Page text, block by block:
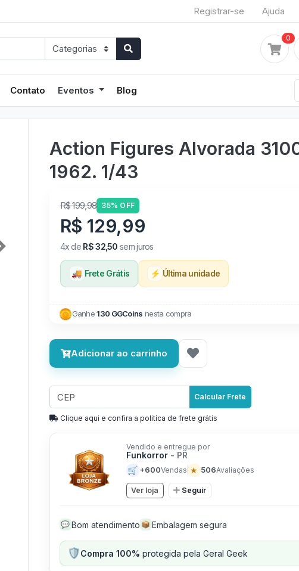
Registrar-se Ajuda
0
Contato Eventos Blog
Next
Action Figures Alvorada
1962. 1/43
R$ 199,98 35% OFF
R$ 129,99
4x de R$ 32,50 sem juros
🚚 Frete Grátis ⚡ Última unidade
Ganhe130 GGCoins nesta compra
Adicionar ao carrinho
Calcular Frete
Clique aqui e confira a politíca de frete grátis
Vendido e entregue por
Funkorror - PR
🛒 +600Vendas ★ 506Avaliações
Ver loja Seguir
💬 Bom atendimento 📦 Embalagem segura
🛡️Compra 100% protegida pela Geral Geek